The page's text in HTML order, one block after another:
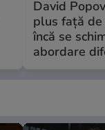
David
plus față de
încă se
abordare